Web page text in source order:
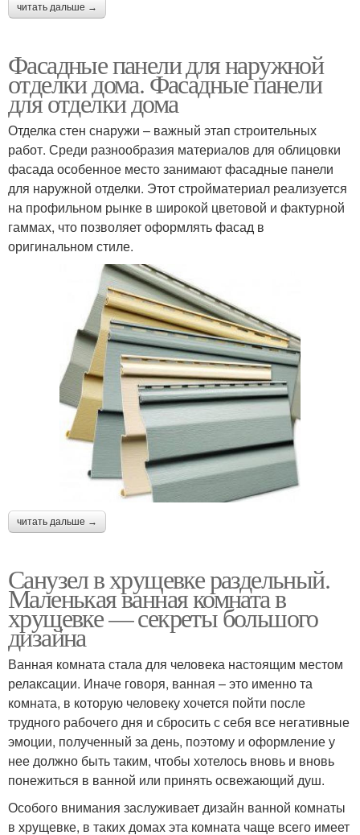
читать дальше →
Фасадные панели для наружной
отделки дома. Фасадные панели
для отделки дома
Отделка стен снаружи – важный этап строительных
работ. Среди разнообразия материалов для облицовки
фасада особенное место занимают фасадные панели
для наружной отделки. Этот стройматериал реализуется
на профильном рынке в широкой цветовой и фактурной
гаммах, что позволяет оформлять фасад в
оригинальном стиле.
читать дальше →
Санузел в хрущевке раздельный.
Маленькая ванная комната в
хрущевке — секреты большого
дизайна
Ванная комната стала для человека настоящим местом
релаксации. Иначе говоря, ванная – это именно та
комната, в которую человеку хочется пойти после
трудного рабочего дня и сбросить с себя все негативные
эмоции, полученный за день, поэтому и оформление у
нее должно быть таким, чтобы хотелось вновь и вновь
понежиться в ванной или принять освежающий душ.
Особого внимания заслуживает дизайн ванной комнаты
в хрущевке, в таких домах эта комната чаще всего имеет